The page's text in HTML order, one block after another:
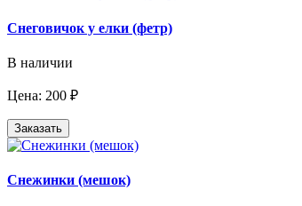
Снеговичок у елки (фетр)
В наличии
Цена: 200 ₽
Заказать
Снежинки (мешок)